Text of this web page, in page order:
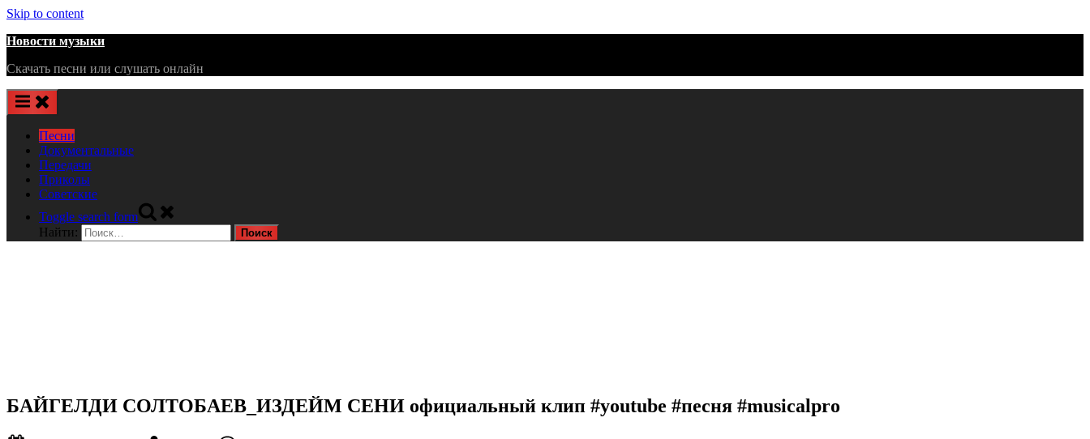
Skip to content
Новости музыки
Скачать песни или слушать онлайн
Песни
Документальные
Передачи
Приколы
Советские
Toggle search form
Найти:
БАЙГЕЛДИ СОЛТОБАЕВ_ИЗДЕЙМ СЕНИ официальный клип #youtube #песня #musicalpro